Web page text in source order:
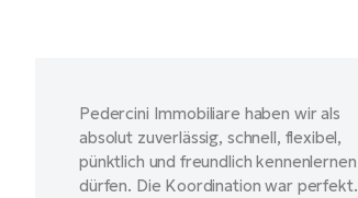
Pedercini Immobiliare haben wir als
absolut zuverlässig, schnell, flexibel,
pünktlich und freundlich kennenlernen
dürfen. Die Koordination war perfekt.